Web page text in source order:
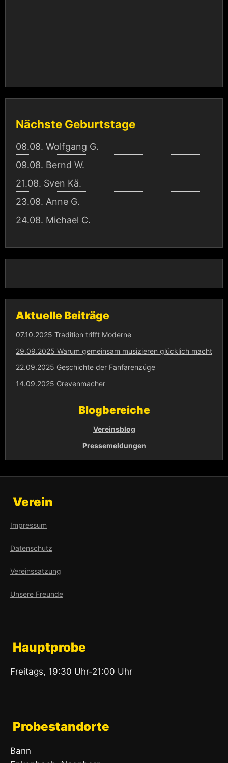
Nächste Geburtstage
08.08. Wolfgang G.
09.08. Bernd W.
21.08. Sven Kä.
23.08. Anne G.
24.08. Michael C.
Aktuelle Beiträge
07.10.2025 Tradition trifft Moderne
29.09.2025 Warum gemeinsam musizieren glücklich macht
22.09.2025 Geschichte der Fanfarenzüge
14.09.2025 Grevenmacher
Blogbereiche
Vereinsblog
Pressemeldungen
Verein
Impressum
Datenschutz
Vereinssatzung
Unsere Freunde
Hauptprobe
Freitags, 19:30 Uhr-21:00 Uhr
Probestandorte
Bann